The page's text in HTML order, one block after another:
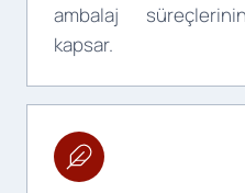
ambalaj
kapsar.